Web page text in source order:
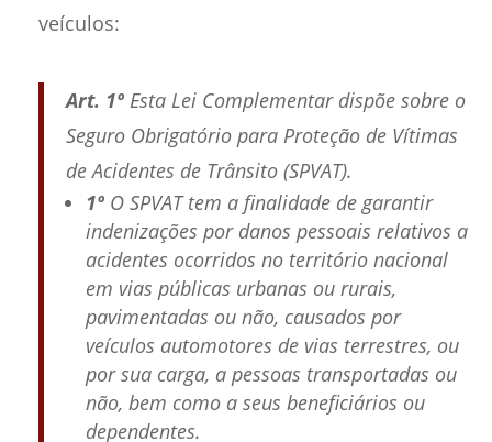
veículos:
Art. 1ºEsta Lei Complementar dispõe sobre o
Seguro Obrigatório para Proteção de Vítimas
de Acidentes de Trânsito (SPVAT).
1ºO SPVAT tem a finalidade de garantir
indenizações por danos pessoais relativos a
acidentes ocorridos no território nacional
em vias públicas urbanas ou rurais,
pavimentadas ou não, causados por
veículos automotores de vias terrestres, ou
por sua carga, a pessoas transportadas ou
não, bem como a seus beneficiários ou
dependentes.